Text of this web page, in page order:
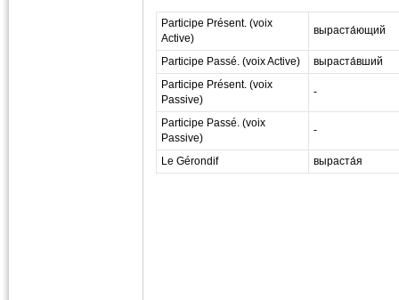
Participe Présent. (voix
Active)
выраста́ющий
Participe Passé. (voix Active)
выраста́вший
Participe Présent. (voix
Passive)
-
Participe Passé. (voix
Passive)
-
Le Gérondif выраста́я